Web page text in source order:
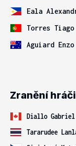
Eala
Torres Tiago
Aguiard Enzo
Zranění hráči
Diallo Gabriel
Tararudee